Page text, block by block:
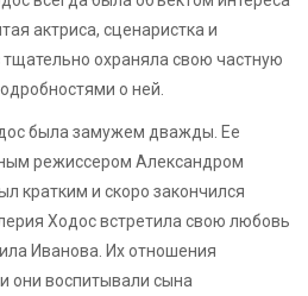
актриса, сценаристка и
охраняла свою частную
о ней.
была замужем дважды. Ее
режиссером Александром
кратким и скоро закончился
Ходос встретила свою любовь
Иванова. Их отношения
они воспитывали сына